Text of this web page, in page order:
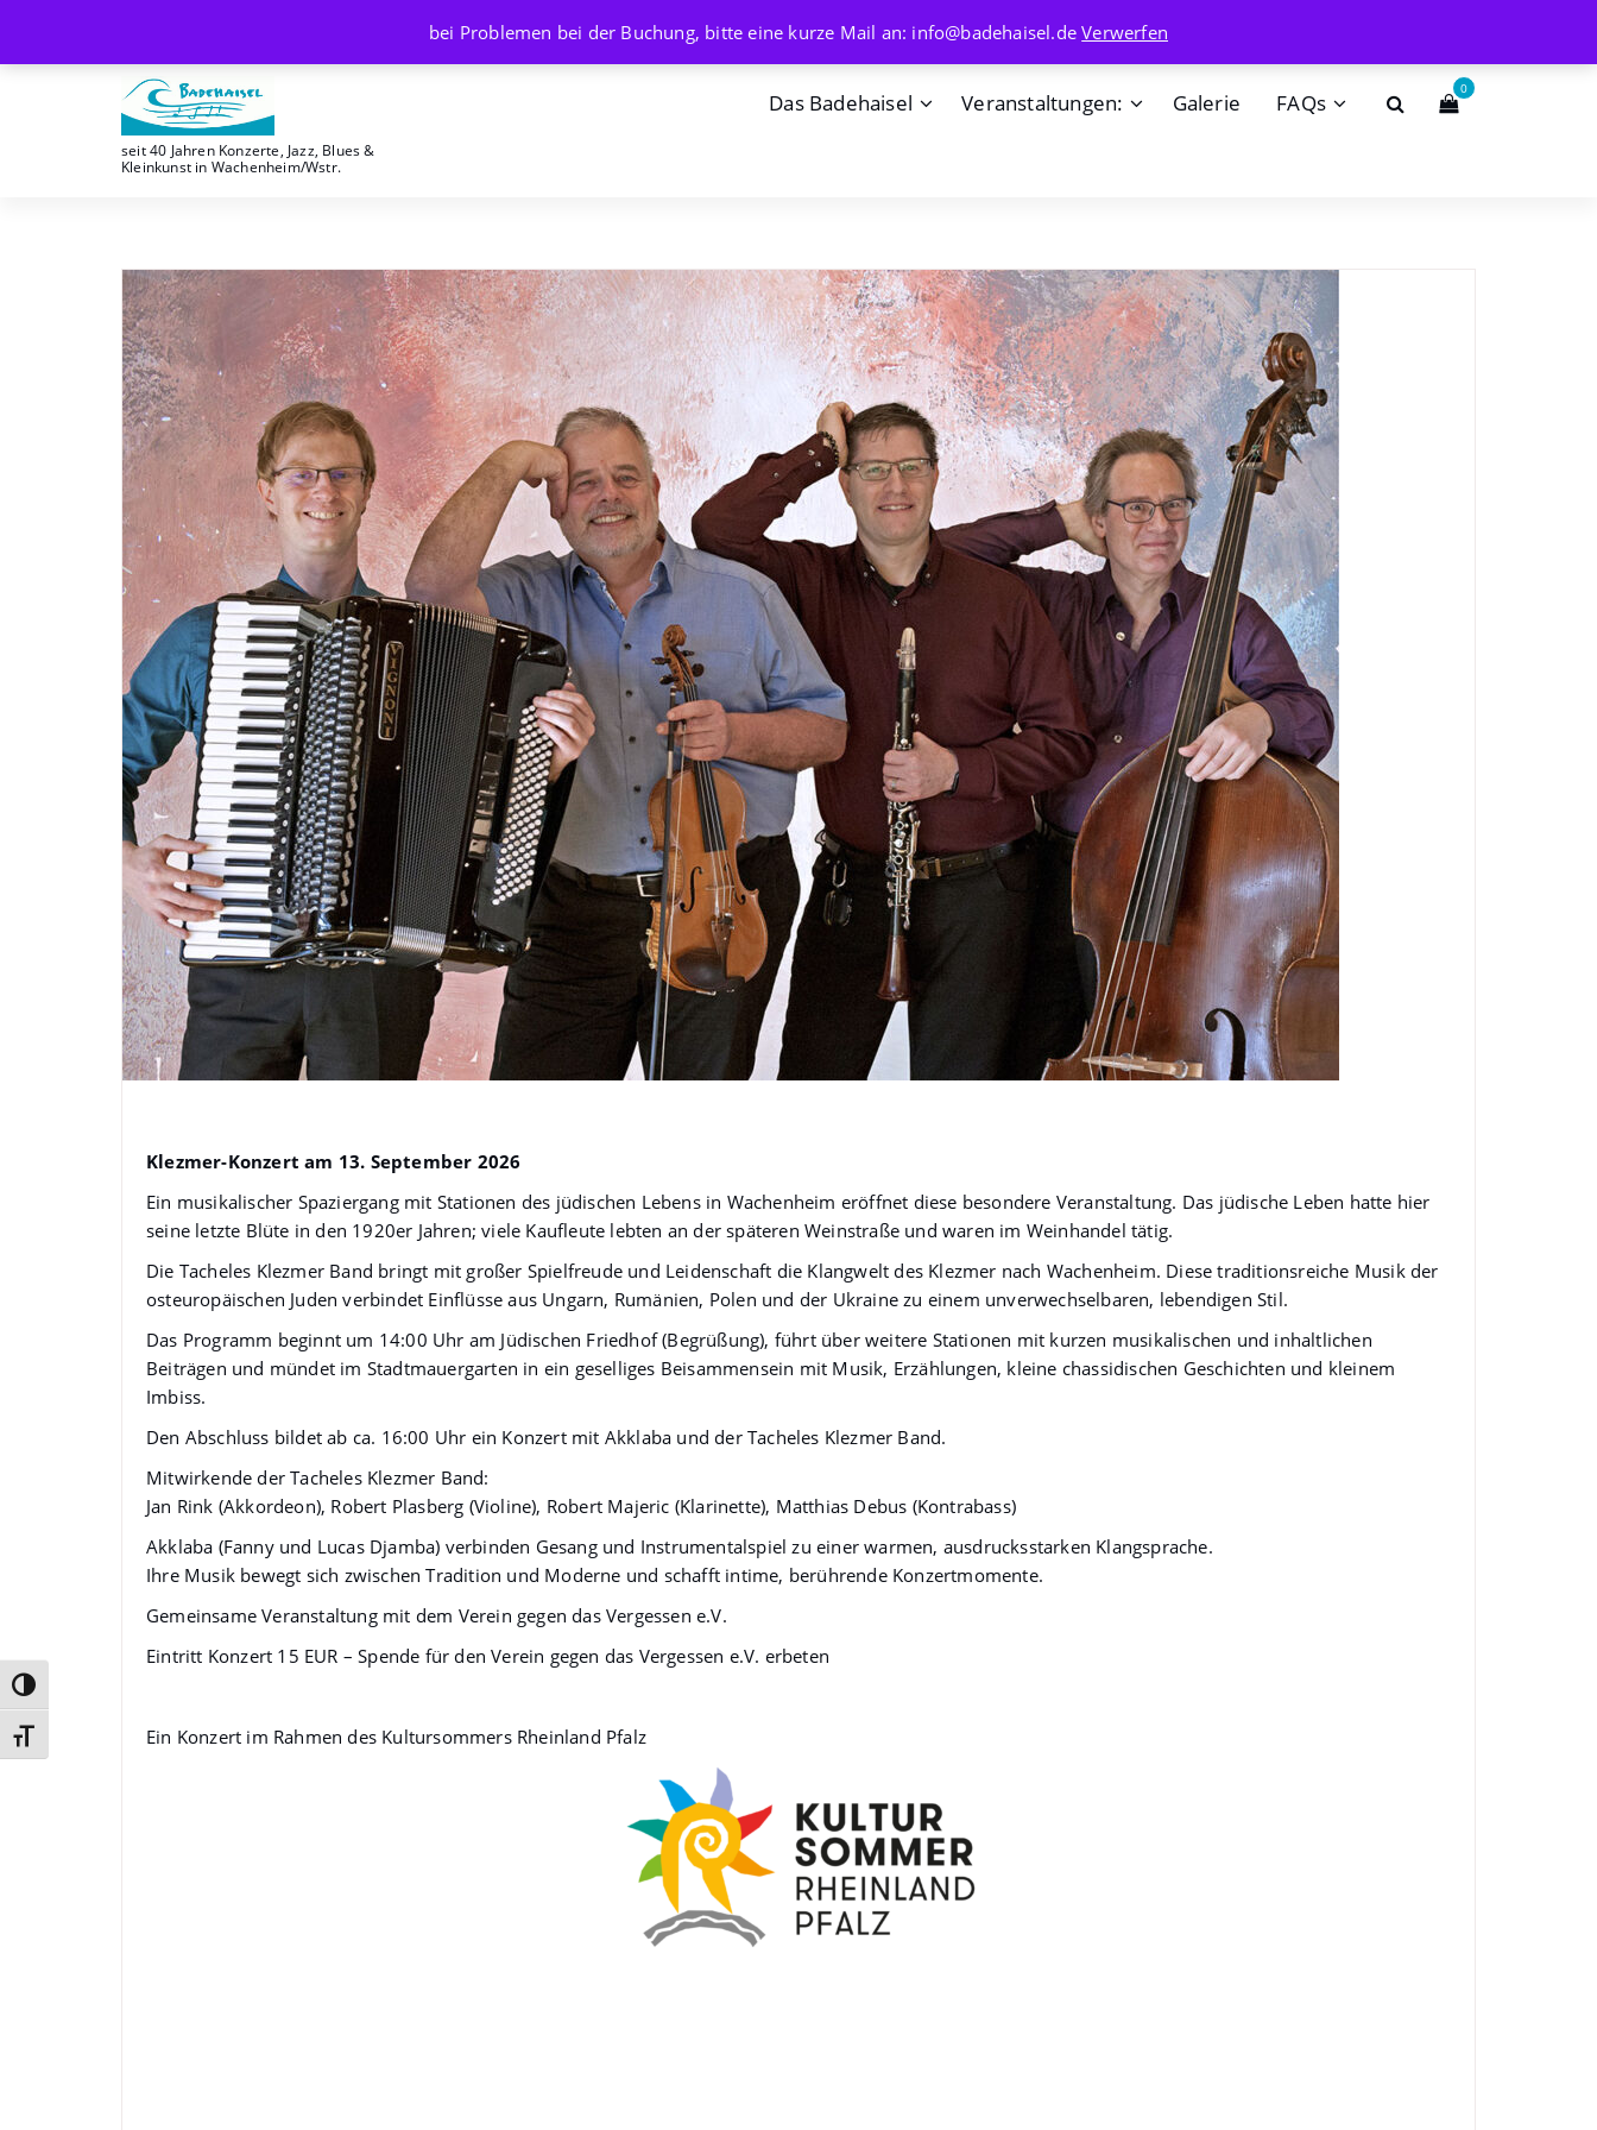
Umschalten auf hohe Kontraste
Schrift vergrößern
content
seit 40 Jahren Konzerte, Jazz, Blues &
Kleinkunst in Wachenheim/Wstr.
Das Badehaisel Veranstaltungen: Galerie FAQs
0
Klezmer-Konzert am 13. September 2026
Ein musikalischer Spaziergang mit Stationen des jüdischen Lebens in Wachenheim eröffnet diese besondere Veranstaltung. Das jüdische Leben hatte hier
seine letzte Blüte in den 1920er Jahren; viele Kaufleute lebten an der späteren Weinstraße und waren im Weinhandel tätig.
Die Tacheles Klezmer Band bringt mit großer Spielfreude und Leidenschaft die Klangwelt des Klezmer nach Wachenheim. Diese traditionsreiche Musik der
osteuropäischen Juden verbindet Einflüsse aus Ungarn, Rumänien, Polen und der Ukraine zu einem unverwechselbaren, lebendigen Stil.
Das Programm beginnt um 14:00 Uhr am Jüdischen Friedhof (Begrüßung), führt über weitere Stationen mit kurzen musikalischen und inhaltlichen
Beiträgen und mündet im Stadtmauergarten in ein geselliges Beisammensein mit Musik, Erzählungen, kleine chassidischen Geschichten und kleinem
Imbiss.
Den Abschluss bildet ab ca. 16:00 Uhr ein Konzert mit Akklaba und der Tacheles Klezmer Band.
Mitwirkende der Tacheles Klezmer Band:
Jan Rink (Akkordeon), Robert Plasberg (Violine), Robert Majeric (Klarinette), Matthias Debus (Kontrabass)
Akklaba (Fanny und Lucas Djamba) verbinden Gesang und Instrumentalspiel zu einer warmen, ausdrucksstarken Klangsprache.
Ihre Musik bewegt sich zwischen Tradition und Moderne und schafft intime, berührende Konzertmomente.
Gemeinsame Veranstaltung mit dem Verein gegen das Vergessen e.V.
Eintritt Konzert 15 EUR – Spende für den Verein gegen das Vergessen e.V. erbeten
Ein Konzert im Rahmen des Kultursommers Rheinland Pfalz
bei Problemen bei der Buchung, bitte eine kurze Mail an: info@badehaisel.deVerwerfen